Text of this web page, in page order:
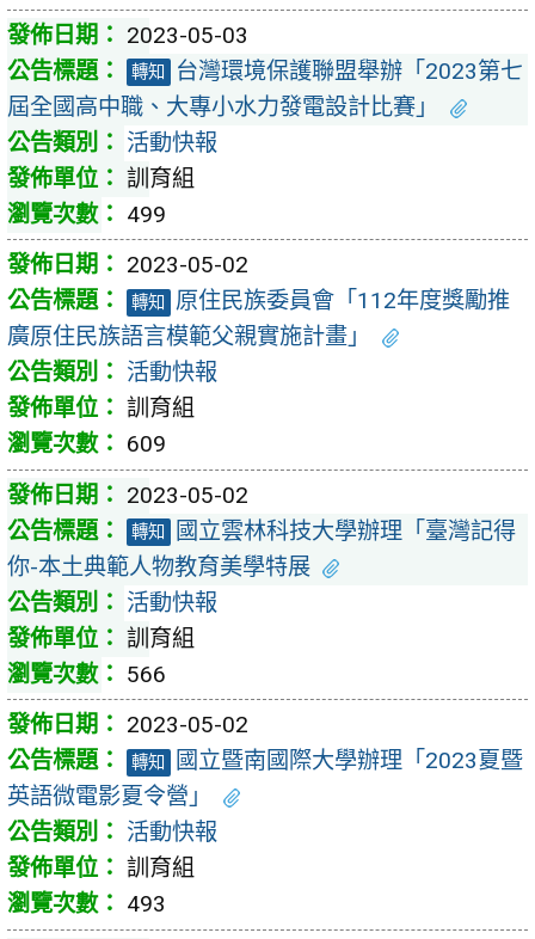
2023-05-03
轉知
台灣環境保護聯盟舉辦「2023第七
屆全國高中職、大專小水力發電設計比賽」
活動快報
訓育組
499
2023-05-02
轉知
原住民族委員會「112年度獎勵推
廣原住民族語言模範父親實施計畫」
活動快報
訓育組
609
2023-05-02
轉知
國立雲林科技大學辦理「臺灣記得
你-本土典範人物教育美學特展
活動快報
訓育組
566
2023-05-02
轉知
國立暨南國際大學辦理「2023夏暨
英語微電影夏令營」
活動快報
訓育組
493